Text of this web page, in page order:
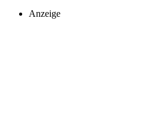
Anzeige